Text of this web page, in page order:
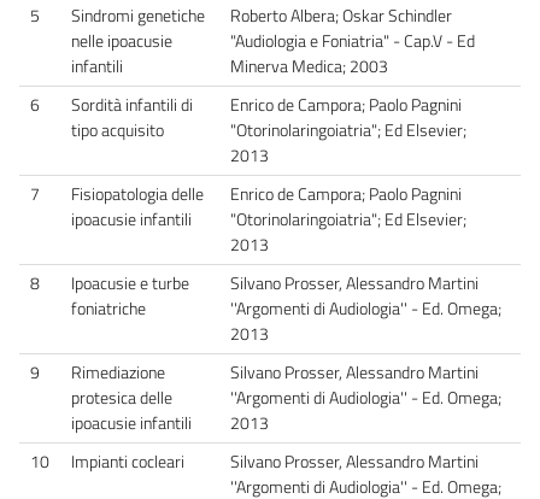
5
Sindromi genetiche
nelle ipoacusie
infantili
Roberto Albera; Oskar Schindler
"Audiologia e Foniatria" - Cap.V - Ed
Minerva Medica; 2003
6
Sordità infantili di
tipo acquisito
Enrico de Campora; Paolo Pagnini
"Otorinolaringoiatria"; Ed Elsevier;
2013
7
Fisiopatologia delle
ipoacusie infantili
Enrico de Campora; Paolo Pagnini
"Otorinolaringoiatria"; Ed Elsevier;
2013
8
Ipoacusie e turbe
foniatriche
Silvano Prosser, Alessandro Martini
''Argomenti di Audiologia'' - Ed. Omega;
2013
9
Rimediazione
protesica delle
ipoacusie infantili
Silvano Prosser, Alessandro Martini
''Argomenti di Audiologia'' - Ed. Omega;
2013
10
Impianti cocleari
Silvano Prosser, Alessandro Martini
''Argomenti di Audiologia'' - Ed. Omega;